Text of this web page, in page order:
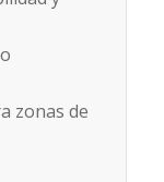
zonas de